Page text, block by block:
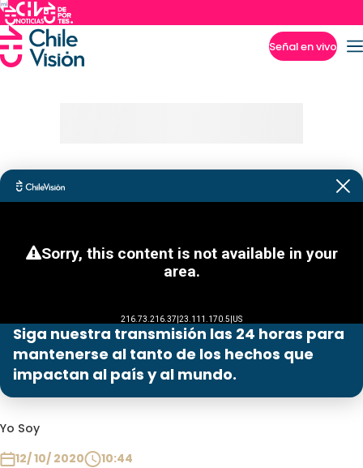
Señal en vivo
Siga nuestra transmisión las 24 horas para
mantenerse al tanto de los hechos que
impactan al país y al mundo.
Yo Soy
12/ 10/ 2020
10:44
Programas
Contigo en Directo
Plan Perfecto